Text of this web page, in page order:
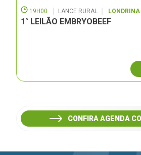
19H00 LANCE RURAL
1° LEILÃO EMBRYOBEEF
CONFIRA AGENDA